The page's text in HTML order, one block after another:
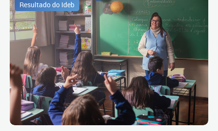
Resultado do Ideb